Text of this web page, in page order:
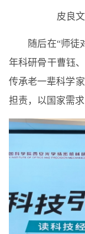
皮良文
随后在“师徒对
年科研骨干曹钰
传承老一辈科学
担责，以国家需